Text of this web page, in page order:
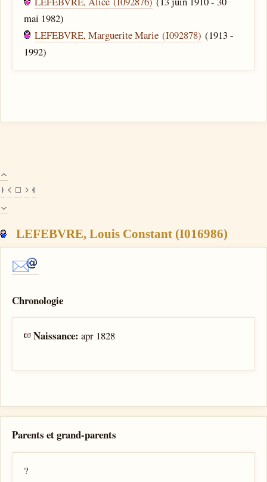
mai 1982)
LEFEBVRE, Marguerite Marie (I092878) (1913 -
1992)
LEFEBVRE, Louis Constant (I016986)
Chronologie
Naissance:apr 1828
Parents et grand-parents
?